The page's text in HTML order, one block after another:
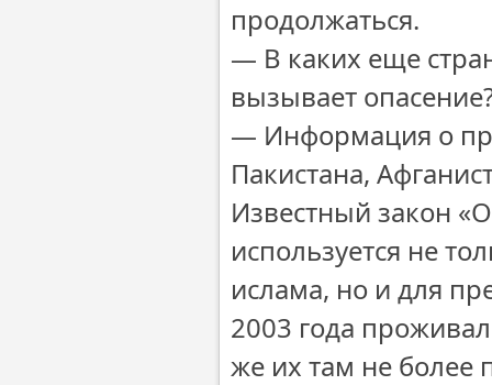
продолжаться.
― В каких еще
вызывает
― Информация о
Пакистана,
Известный закон
используется не
ислама, но и для
2003 года
же их там не более